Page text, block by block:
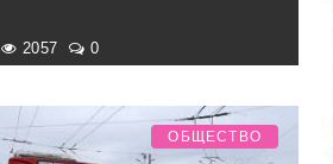
2057 0
ОБЩЕСТВО